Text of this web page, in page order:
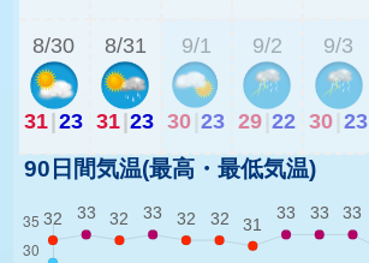
8/30
31|23
8/31
31|23
9/1
30 23
9/2
29 22
9/3
30 23
90日間気温(最高・最低気温)